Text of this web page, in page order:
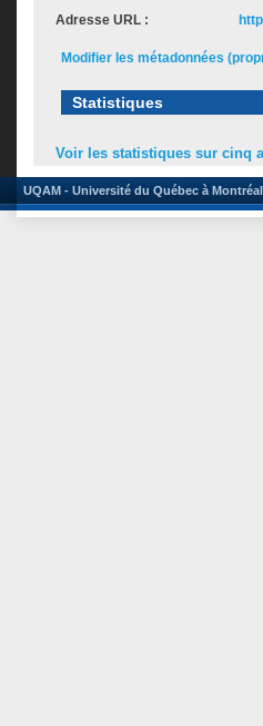
Adresse URL :
Modifier les métadonnées
Statistiques
Voir les statistiques sur cinq
UQAM - Université du Québec à Montréal